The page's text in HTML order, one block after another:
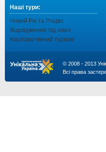
Наші тури:
Новий Рік та Різдво
Відрядження під ключ
Корпоративний туризм
© 2008 - 2013
Всі права